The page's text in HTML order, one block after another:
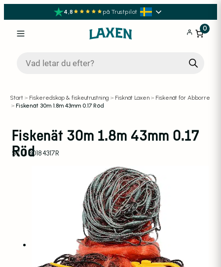
4,8 på Trustpilot
0
Start > Fiskeredskap & fiskeutrustning > Fisknät Laxen > Fiskenät för Abborre
> Fiskenät 30m 1.8m 43mm 0.17 Röd
Fiskenät 30m 1.8m 43mm 0.17
Röd
SKU: 30184317R